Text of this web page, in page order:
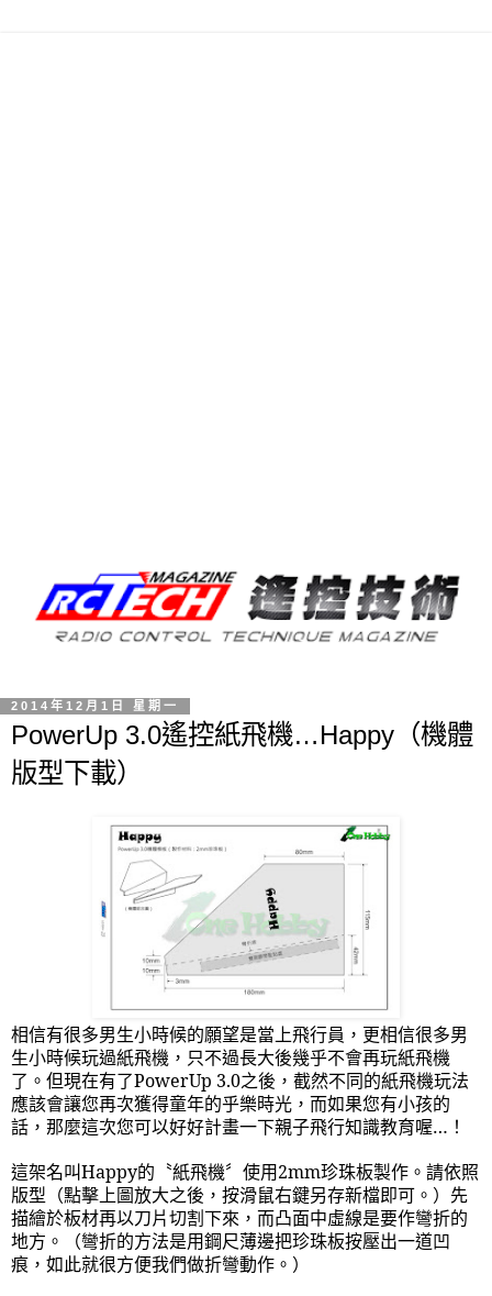
2014年12月1日 星期一
PowerUp 3.0遙控紙飛機…Happy（機體
版型下載）
相信有很多男生小時候的願望是當上飛行員，更相信很多男
生小時候玩過紙飛機，只不過長大後幾乎不會再玩紙飛機
了。但現在有了PowerUp 3.0之後，截然不同的紙飛機玩法
應該會讓您再次獲得童年的乎樂時光，而如果您有小孩的
話，那麼這次您可以好好計畫一下親子飛行知識教育喔…！
這架名叫Happy的〝紙飛機〞使用2mm珍珠板製作。請依照
版型（點擊上圖放大之後，按滑鼠右鍵另存新檔即可。）先
描繪於板材再以刀片切割下來，而凸面中虛線是要作彎折的
地方。（彎折的方法是用鋼尺薄邊把珍珠板按壓出一道凹
痕，如此就很方便我們做折彎動作。）